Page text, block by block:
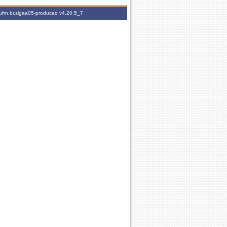
producao v4.20.5_7